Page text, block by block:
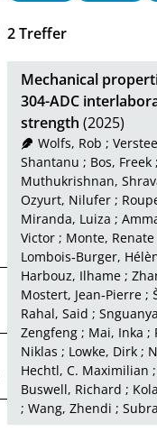
2Treffer
Mechanical
304-ADC
strength (2025)
Wolfs, Rob ;
Shantanu ; Bos, Freek
Muthukrishnan,
Ozyurt, Nilufer ;
Miranda, Luiza ;
Victor ; Monte, Renate
Lombois‑Burger,
Harbouz, Ilhame ;
Mostert, Jean‑Pierre ;
Rahal, Said ;
Zengfeng ; Mai, Inka ;
Niklas ; Lowke, Dirk ;
Hechtl, C. Maximilian
Buswell, Richard ;
; Wang, Zhendi ;